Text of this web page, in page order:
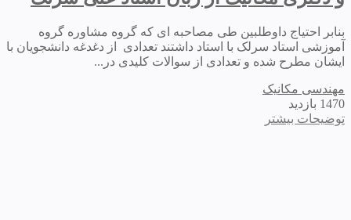
بنابر احتیاج داوطلبین طی مصاحبه ای که گروه مشاوره گروه
آموزشی استاد سرلک با استاد داشتند تعدادی از دغدغه دانشجویان با
ایشان مطرح شده و تعدادی از سوالات کلیدی در...
مهندسی مکانیک
1470 بازدید
توضیحات بیشتر